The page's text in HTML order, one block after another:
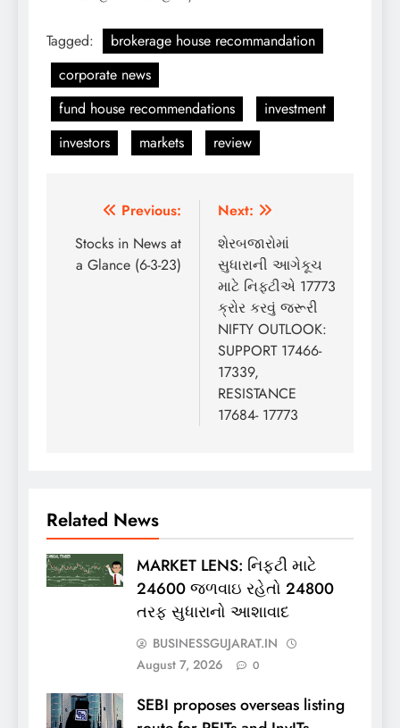
Tagged:
brokerage house recommandation
corporate news
fund house recommendations
investment
investors
markets review
Post
navigation
Previous:
Stocks in News at
a Glance (6-3-23)
Next:
શેરબજારોમાં
સુધારાની આગેકૂચ
માટે નિફ્ટીએ 17773
ક્રોર કરવું જરૂરી
NIFTY OUTLOOK:
SUPPORT 17466-
17339,
RESISTANCE
17684- 17773
Related News
MARKET LENS: નિફ્ટી માટે
24600 જળવાઇ રહેતો 24800
તરફ સુધારાનો આશાવાદ
BUSINESSGUJARAT.IN
August 7, 2026
0
SEBI proposes overseas listing